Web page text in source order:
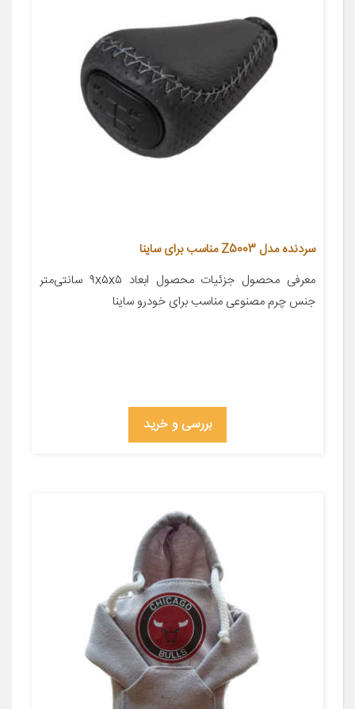
سردنده مدل Z5003 مناسب برای ساینا
معرفی محصول جزئیات محصول ابعاد ۹x۵x۵ سانتی‌متر
جنس چرم مصنوعی مناسب برای خودرو ساینا
بررسی و خرید